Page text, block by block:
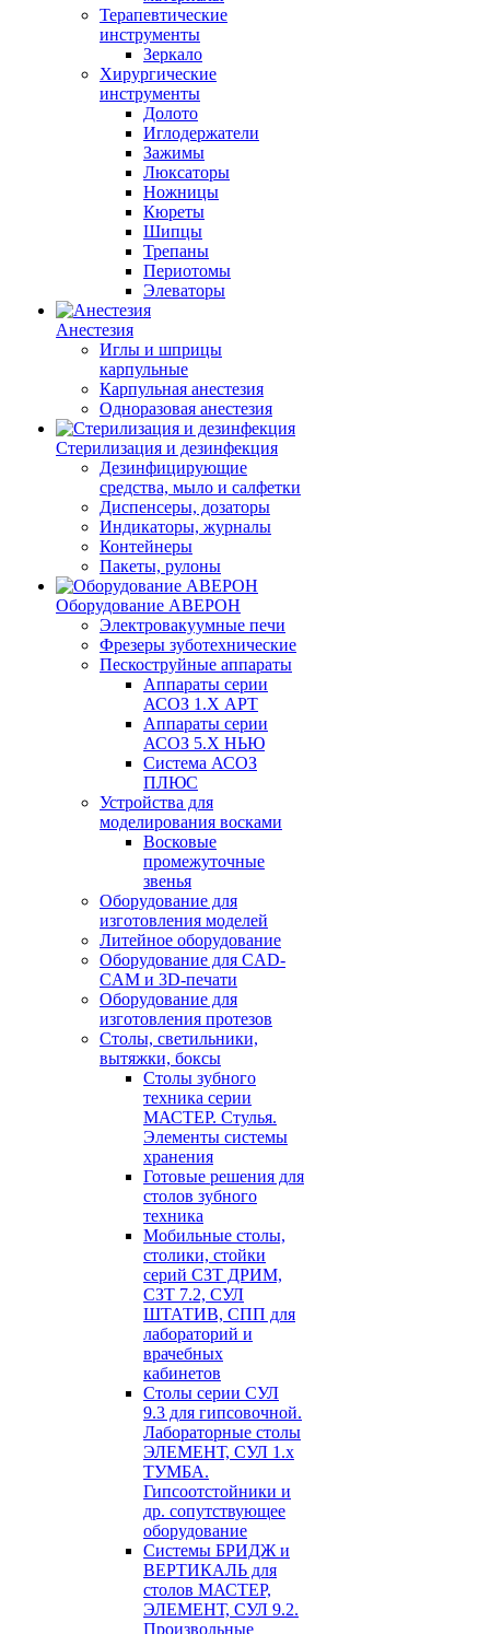
Терапевтические
инструменты
Зеркало
Хирургические
инструменты
Долото
Иглодержатели
Зажимы
Люксаторы
Ножницы
Кюреты
Шипцы
Трепаны
Периотомы
Элеваторы
Анестезия
Иглы и шприцы
карпульные
Карпульная анестезия
Одноразовая анестезия
Стерилизация и дезинфекция
Дезинфицирующие
средства, мыло и салфетки
Диспенсеры, дозаторы
Индикаторы, журналы
Контейнеры
Пакеты, рулоны
Оборудование АВЕРОН
Электровакуумные печи
Фрезеры зуботехнические
Пескоструйные аппараты
Аппараты серии
АСОЗ 1.Х АРТ
Аппараты серии
АСОЗ 5.Х НЬЮ
Система АСОЗ
ПЛЮС
Устройства для
моделирования восками
Восковые
промежуточные
звенья
Оборудование для
изготовления моделей
Литейное оборудование
Оборудование для CAD-
CAM и 3D-печати
Оборудование для
изготовления протезов
Cтолы, светильники,
вытяжки, боксы
Столы зубного
техника серии
МАСТЕР. Стулья.
Элементы системы
хранения
Готовые решения для
столов зубного
техника
Мобильные столы,
столики, стойки
серий СЗТ ДРИМ,
СЗТ 7.2, СУЛ
ШТАТИВ, СПП для
лабораторий и
врачебных
кабинетов
Столы серии СУЛ
9.3 для гипсовочной.
Лабораторные столы
ЭЛЕМЕНТ, СУЛ 1.х
ТУМБА.
Гипсоотстойники и
др. сопутствующее
оборудование
Системы БРИДЖ и
ВЕРТИКАЛЬ для
столов МАСТЕР,
ЭЛЕМЕНТ, СУЛ 9.2.
Произвольные